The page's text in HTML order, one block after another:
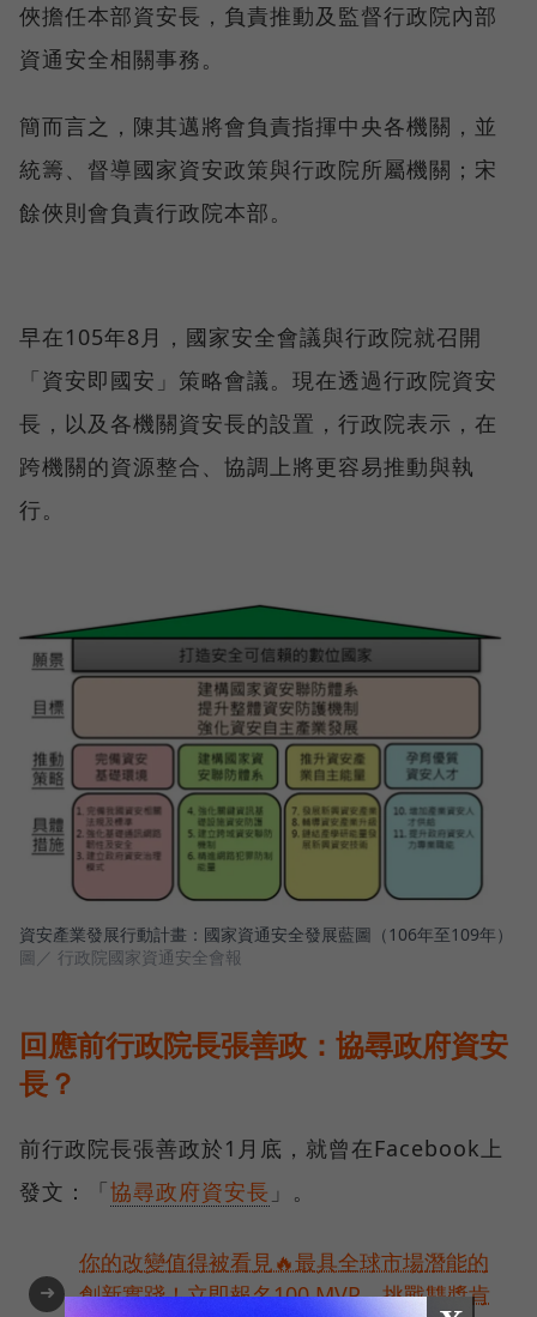
俠擔任本部資安長，負責推動及監督行政院內部
資通安全相關事務。
簡而言之，陳其邁將會負責指揮中央各機關，並
統籌、督導國家資安政策與行政院所屬機關；宋
餘俠則會負責行政院本部。
早在105年8月，國家安全會議與行政院就召開
「資安即國安」策略會議。現在透過行政院資安
長，以及各機關資安長的設置，行政院表示，在
跨機關的資源整合、協調上將更容易推動與執
行。
資安產業發展行動計畫：國家資通安全發展藍圖（106年至109年）
圖／ 行政院國家資通安全會報
回應前行政院長張善政：協尋政府資安
長？
前行政院長張善政於1月底，就曾在Facebook上
發文：「協尋政府資安長 」。
➜
你的改變值得被看見🔥最具全球市場潛能的
創新實踐！立即報名100 MVP，挑戰雙獎肯